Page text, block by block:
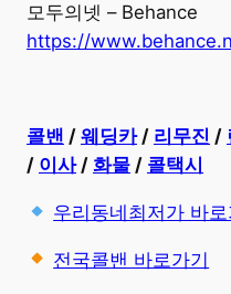
모두의넷 – Behance
https://
콜밴 / 웨딩카/ 리무진 /
/ 이사/ 화물 / 콜택시
우리동네최저가 바로
전국콜밴 바로가기